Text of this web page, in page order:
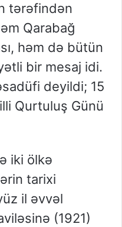
tərəfindən
Qarabağ
həm də bütün
bir mesaj idi.
deyildi; 15
Qurtuluş Günü
iki ölkə
tarixi
il əvvəl
(1921)